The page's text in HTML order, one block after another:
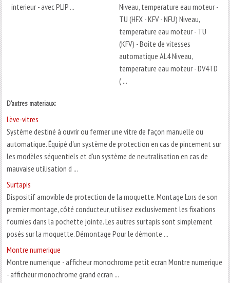
interieur - avec PLIP ...
Niveau, temperature eau moteur -
TU (HFX - KFV - NFU) Niveau,
temperature eau moteur - TU
(KFV) - Boite de vitesses
automatique AL4 Niveau,
temperature eau moteur - DV4TD
( ...
D'autres materiaux:
Lève-vitres
Système destiné à ouvrir ou fermer une vitre de façon manuelle ou
automatique. Équipé d'un système de protection en cas de pincement sur
les modèles séquentiels et d'un système de neutralisation en cas de
mauvaise utilisation d ...
Surtapis
Dispositif amovible de protection de la moquette. Montage Lors de son
premier montage, côté conducteur, utilisez exclusivement les fixations
fournies dans la pochette jointe. Les autres surtapis sont simplement
posés sur la moquette. Démontage Pour le démonte ...
Montre numerique
Montre numerique - afficheur monochrome petit ecran Montre numerique
- afficheur monochrome grand ecran ...